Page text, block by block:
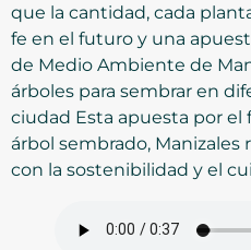
que la cantidad, cada
fe en el futuro y una
de Medio Ambiente de
árboles para sembrar en
ciudad Esta apuesta por el
árbol sembrado,
con la sostenibilidad y el